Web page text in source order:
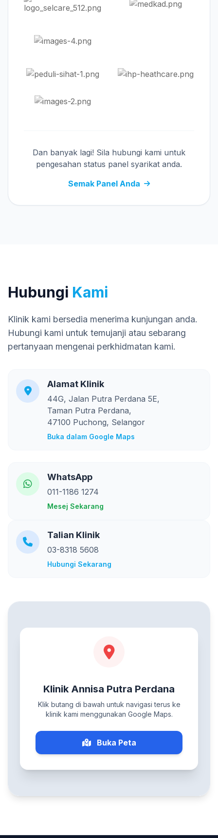
Dan banyak lagi! Sila hubungi kami untuk
pengesahan status panel syarikat anda.
Semak Panel Anda
Hubungi Kami
Klinik kami bersedia menerima kunjungan anda.
Hubungi kami untuk temujanji atau sebarang
pertanyaan mengenai perkhidmatan kami.
Alamat Klinik
44G, Jalan Putra Perdana 5E,
Taman Putra Perdana,
47100 Puchong, Selangor
Buka dalam Google Maps
WhatsApp
011-1186 1274
Mesej Sekarang
Talian Klinik
03-8318 5608
Hubungi Sekarang
Klinik Annisa Putra Perdana
Klik butang di bawah untuk navigasi terus ke
klinik kami menggunakan Google Maps.
Buka Peta